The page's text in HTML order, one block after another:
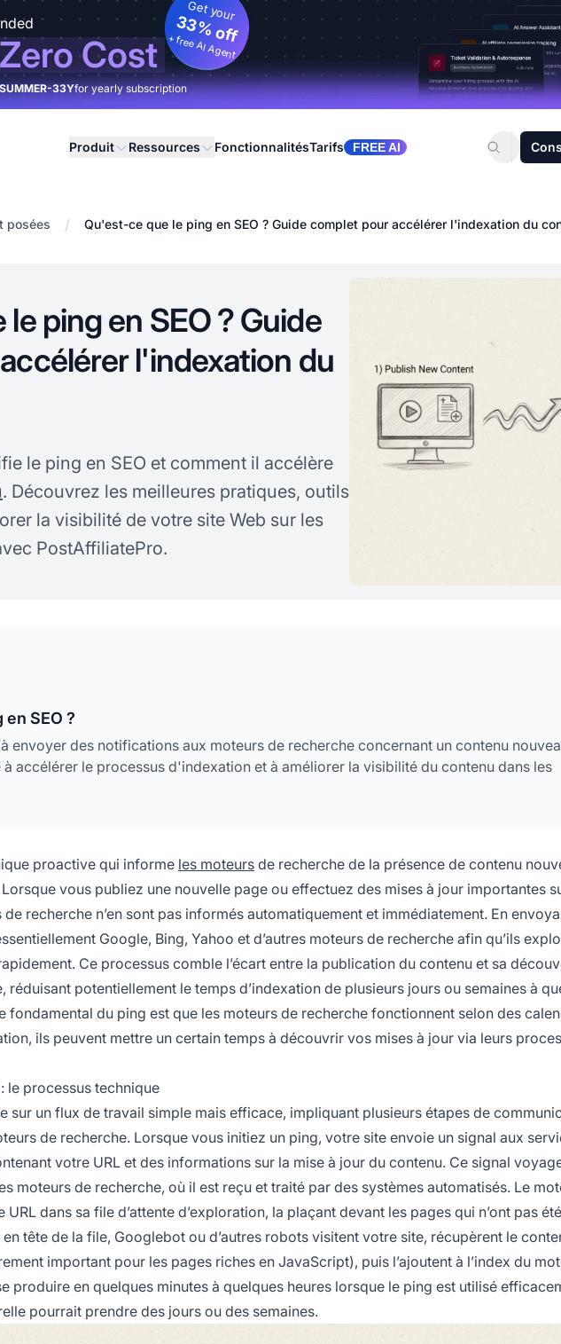
Zero Cost
Get your
33% off
+ free AI Agent
SUMMER-33Yfor yearly subscription
Produit Ressources FonctionnalitésTarifs FREE AI
posées / Qu'est-ce que le ping en SEO ? Guide complet pour accélérer l'indexation du
ping en SEO ? Guide
l'indexation du
le ping en SEO et comment il accélère
. Découvrez les meilleures pratiques, outils
la visibilité de votre site Web sur les
PostAffiliatePro.
SEO ?
envoyer des notifications aux moteurs de recherche concernant un contenu
à accélérer le processus d'indexation et à améliorer la visibilité du contenu dans les
proactive qui informe les moteurs de recherche de la présence de contenu
vous publiez une nouvelle page ou effectuez des mises à jour importantes
recherche n’en sont pas informés automatiquement et immédiatement. En
Google, Bing, Yahoo et d’autres moteurs de recherche afin qu’ils
Ce processus comble l’écart entre la publication du contenu et sa
réduisant potentiellement le temps d’indexation de plusieurs jours ou semaines à
fondamental du ping est que les moteurs de recherche fonctionnent selon des
ils peuvent mettre un certain temps à découvrir vos mises à jour via leurs
le processus technique
sur un flux de travail simple mais efficace, impliquant plusieurs étapes de
de recherche. Lorsque vous initiez un ping, votre site envoie un signal aux
votre URL et des informations sur la mise à jour du contenu. Ce signal
moteurs de recherche, où il est reçu et traité par des systèmes automatisés. Le
dans sa file d’attente d’exploration, la plaçant devant les pages qui n’ont pas été
tête de la file, Googlebot ou d’autres robots visitent votre site, récupèrent le
important pour les pages riches en JavaScript), puis l’ajoutent à l’index du
produire en quelques minutes à quelques heures lorsque le ping est utilisé
pourrait prendre des jours ou des semaines.